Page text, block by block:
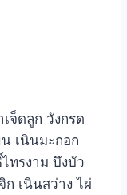
จ็ดลูก วังกรด
น เนินมะกอก
ทรงาม บึงบัว
เนินสว่าง ไผ่